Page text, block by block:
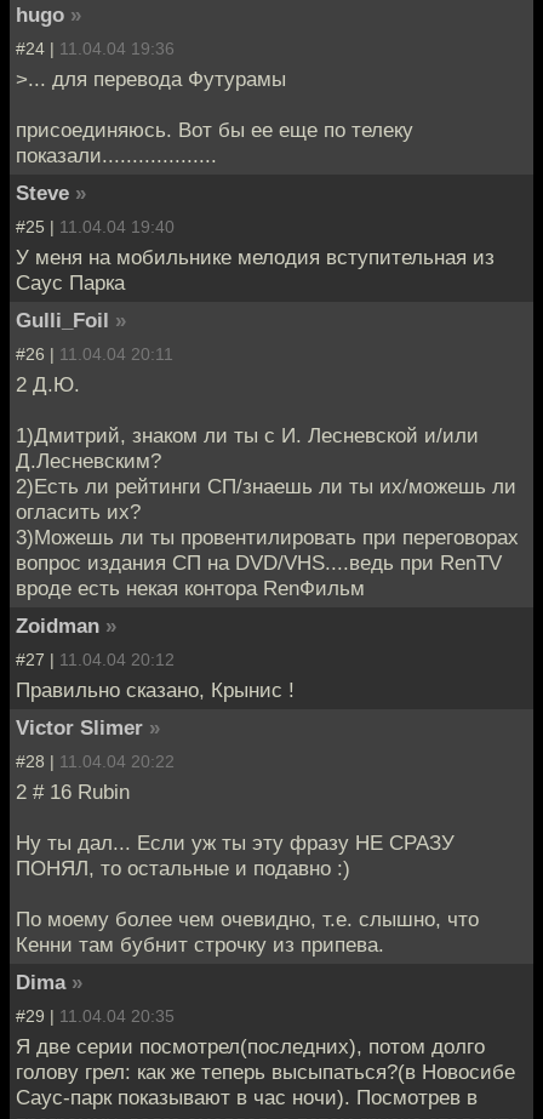
hugo »
#24 | 11.04.04 19:36
>... для перевода Футурамы
присоединяюсь. Вот бы ее еще по телеку
показали...................
Steve »
#25 | 11.04.04 19:40
У меня на мобильнике мелодия вступительная из
Саус Парка
Gulli_Foil »
#26 | 11.04.04 20:11
2 Д.Ю.
1)Дмитрий, знаком ли ты с И. Лесневской и/или
Д.Лесневским?
2)Есть ли рейтинги СП/знаешь ли ты их/можешь ли
огласить их?
3)Можешь ли ты провентилировать при переговорах
вопрос издания СП на DVD/VHS....ведь при RenTV
вроде есть некая контора RenФильм
Zoidman »
#27 | 11.04.04 20:12
Правильно сказано, Крынис !
Victor Slimer »
#28 | 11.04.04 20:22
2 # 16 Rubin
Ну ты дал... Если уж ты эту фразу НЕ СРАЗУ
ПОНЯЛ, то остальные и подавно :)
По моему более чем очевидно, т.е. слышно, что
Кенни там бубнит строчку из припева.
Dima »
#29 | 11.04.04 20:35
Я две серии посмотрел(последних), потом долго
голову грел: как же теперь высыпаться?(в Новосибе
Саус-парк показывают в час ночи). Посмотрев в